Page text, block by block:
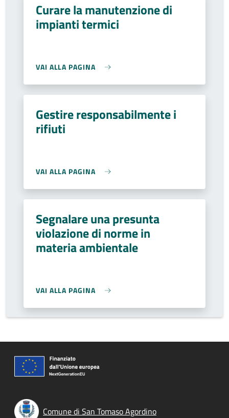
Curare la manutenzione di
impianti termici
VAI ALLA PAGINA
Gestire responsabilmente i
rifiuti
VAI ALLA PAGINA
Segnalare una presunta
violazione di norme in
materia ambientale
VAI ALLA PAGINA
Comune di San Tomaso Agordino